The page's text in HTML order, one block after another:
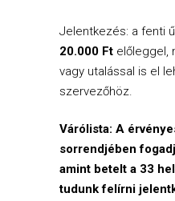
Jelentkezés: a fenti
20.000 Ft előleggel,
vagy utalással is el
szervezőhöz.
Várólista: A
sorrendjében
amint betelt a 33
tudunk felírni